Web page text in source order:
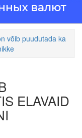
võib puudutada ka
ELAVAID